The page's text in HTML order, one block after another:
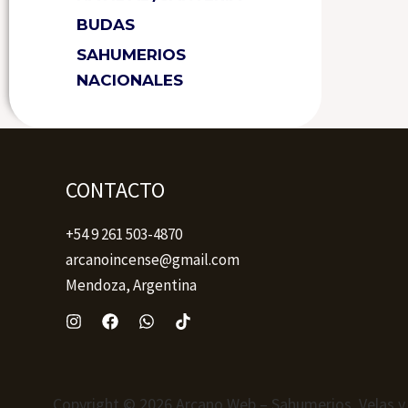
BUDAS
SAHUMERIOS
NACIONALES
CONTACTO
+54 9 261 503-4870
arcanoincense@gmail.com
Mendoza, Argentina